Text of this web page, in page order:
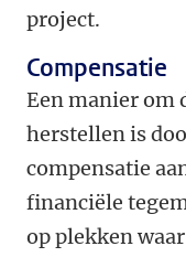
project.
Compensatie
Een manier om
herstellen is
compensatie
financiële
op plekken